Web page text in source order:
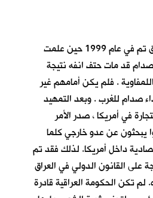
ان قرار الحرب على العراق تم في عام 1999 حين علمت
صدام قد مات حتف انفه نتيجة
. فلم يكن أمامهم غير
صدام للغرب . وبعد التمهيد
في أمريكا ، صدر الأمر
يبحثون عن عدو خارجي كلما
داخل أمريكا. لذلك فقد تم
على القانون الدولي في العراق
لم تكن الحكومة العراقية قادرة